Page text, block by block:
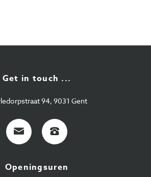
Get in touch ...
94, 9031 Gent
E-
mail
+32
9
43
Openingsuren